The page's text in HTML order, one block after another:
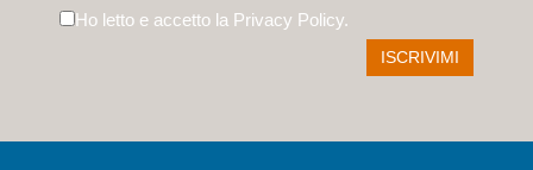
Ho letto e accetto la Privacy Policy.